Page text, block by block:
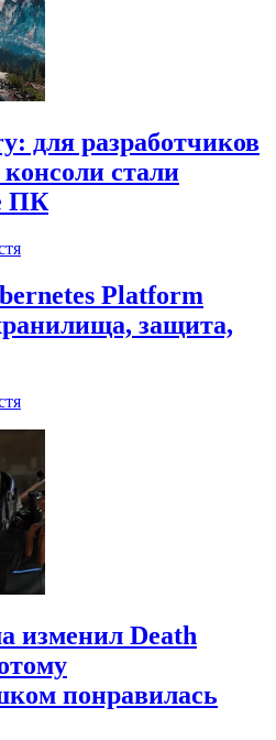
для разработчиков
стали
ПК
Platform
защита,
изменил Death
понравилась